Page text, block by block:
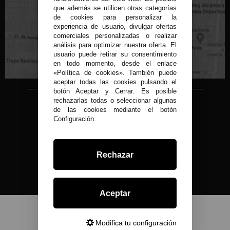
C/ Conde de Peñalver, 22 MADRID
Copyright © 2015-2026
Condor 1935.
Todos nuestros precios son IVA Incluido
Desarrollado por
que además se utilicen otras categorías
de cookies para personalizar la
experiencia de usuario, divulgar ofertas
comerciales personalizadas o realizar
análisis para optimizar nuestra oferta. El
usuario puede retirar su consentimiento
en todo momento, desde el enlace
«Política de cookies». También puede
aceptar todas las cookies pulsando el
botón Aceptar y Cerrar. Es posible
rechazarlas todas o seleccionar algunas
de las cookies mediante el botón
Configuración.
Rechazar
Aceptar
Modifica tu configuración